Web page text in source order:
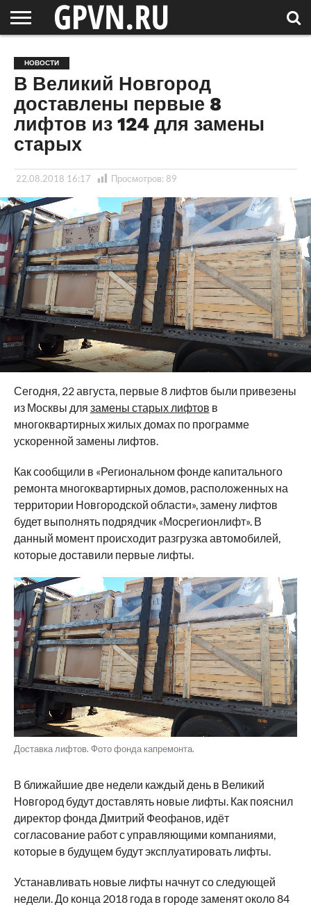
ОБЛАСТЬ
НОВОСТИ
СОСЕДЕЙ
РОССИЯ
/ МИР
СПЕЦПРОЕКТЫ
БЛОГ
СТАТЬИ
ФОТОРЕПОРТАЖИ
ИНТЕРВЬЮ
ОБЪЕКТЫ
ПОДБОРКИ
НОВОСТИ
В Великий Новгород
доставлены первые 8
лифтов из 124 для замены
старых
22.08.2018 16:17 Просмотров: 89
Сегодня, 22 августа, первые 8 лифтов были привезены
из Москвы для замены старых лифтов в
многоквартирных жилых домах по программе
ускоренной замены лифтов.
Как сообщили в «Региональном фонде капитального
ремонта многоквартирных домов, расположенных на
территории Новгородской области», замену лифтов
будет выполнять подрядчик «Мосрегионлифт». В
данный момент происходит разгрузка автомобилей,
которые доставили первые лифты.
Доставка лифтов. Фото фонда капремонта.
В ближайшие две недели каждый день в Великий
Новгород будут доставлять новые лифты. Как пояснил
директор фонда Дмитрий Феофанов, идёт
согласование работ с управляющими компаниями,
которые в будущем будут эксплуатировать лифты.
Устанавливать новые лифты начнут со следующей
недели. До конца 2018 года в городе заменят около 84